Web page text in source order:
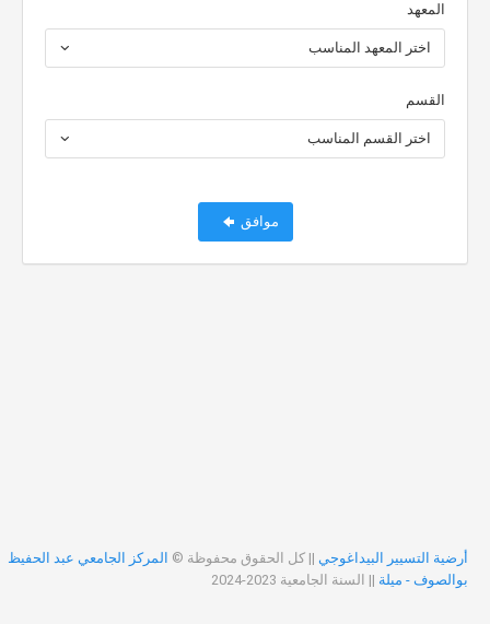
المعهد
اختر المعهد المناسب
القسم
اختر القسم المناسب
موافق
أرضية التسيير البيداغوجي || كل الحقوق محفوظة © المركز الجامعي عبد الحفيظ
بوالصوف - ميلة || السنة الجامعية 2023-2024